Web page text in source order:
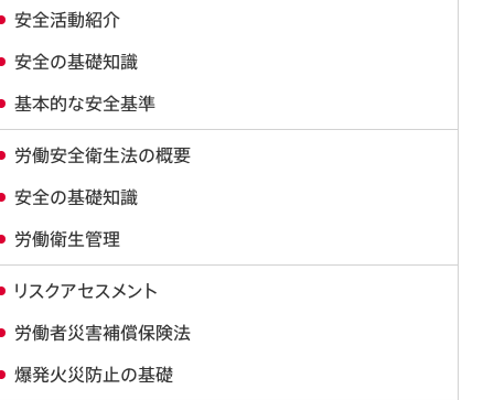
安全活動紹介
安全の基礎知識
基本的な安全基準
労働安全衛生法の概要
安全の基礎知識
労働衛生管理
リスクアセスメント
労働者災害補償保険法
爆発火災防止の基礎